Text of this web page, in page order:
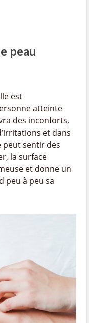
peau
est
atteinte
des inconforts,
et dans
peut sentir des
la surface
et donne un
peu à peu sa